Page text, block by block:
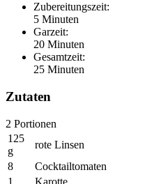
Zubereitungszeit:
5 Minuten
Garzeit:
20 Minuten
Gesamtzeit:
25 Minuten
Zutaten
2 Portionen
125
g
rote Linsen
8
Cocktailtomaten
1
Karotte